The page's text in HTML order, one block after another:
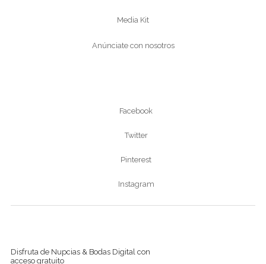
Media Kit
Anúnciate con nosotros
Facebook
Twitter
Pinterest
Instagram
Disfruta de Nupcias & Bodas Digital con
acceso gratuito